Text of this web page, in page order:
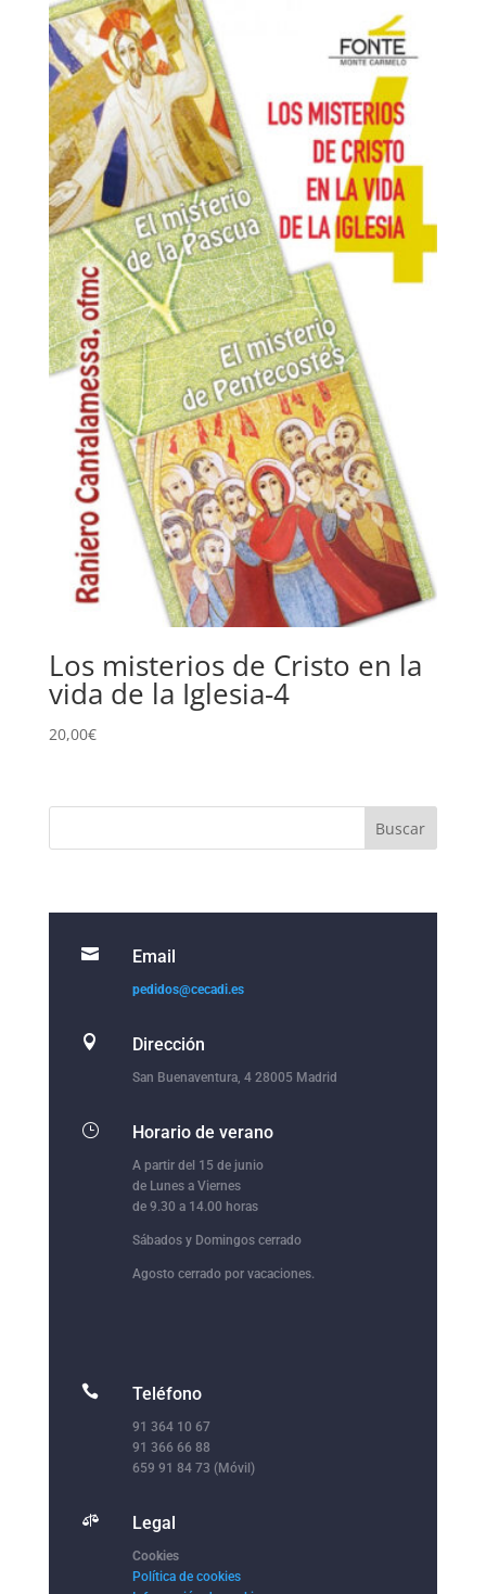
Los misterios de Cristo en la
vida de la Iglesia-4
20,00€
 Email
pedidos@cecadi.es
 Dirección
San Buenaventura, 4 28005 Madrid
} Horario de verano
A partir del 15 de junio
de Lunes a Viernes
de 9.30 a 14.00 horas
Sábados y Domingos cerrado
Agosto cerrado por vacaciones.
 Teléfono
91 364 10 67
91 366 66 88
659 91 84 73 (Móvil)
 Legal
Cookies
Política de cookies